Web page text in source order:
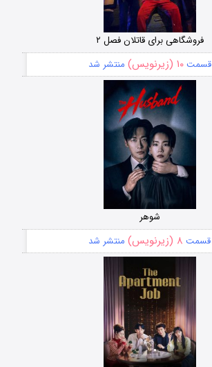
فروشگاهی برای قاتلان فصل ۲
قسمت۱۰ (زیرنویس) منتشر شد
شوهر
قسمت ۸ (زیرنویس) منتشر شد